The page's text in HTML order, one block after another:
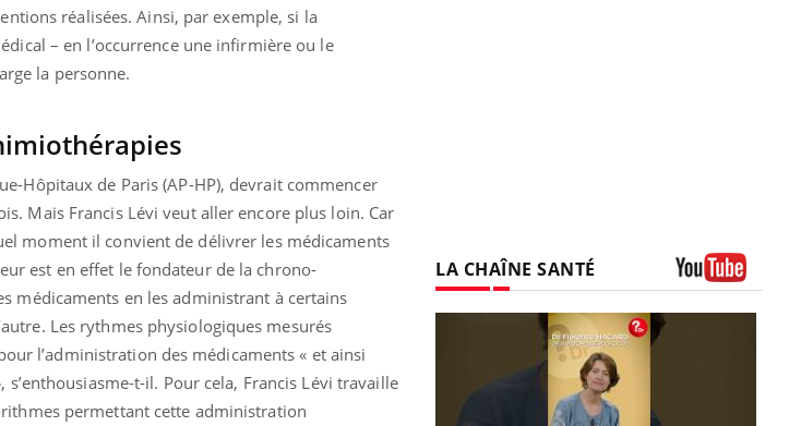
réalisées. Ainsi, par exemple, si la
– en l’occurrence une infirmière ou le
la personne.
Hôpitaux de Paris (AP-HP), devrait commencer
Mais Francis Lévi veut aller encore plus loin. Car
moment il convient de délivrer les médicaments
est en effet le fondateur de la chrono-
médicaments en les administrant à certains
Les rythmes physiologiques mesurés
l’administration des médicaments « et ainsi
t-il. Pour cela, Francis Lévi travaille
permettant cette administration
LA CHAÎNE SANTÉ